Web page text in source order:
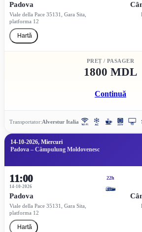
Padova
Viale della Pace 35131, Gara Sita,
platforma 12
Hartă
PREȚ / PASAGER
1800 MDL
Continuă
Transportator:Alverstur Italia
14-10-2026, Miercuri
Padova – Câmpulung Moldovenesc
11:00
14-10-2026
Padova
Viale della Pace 35131, Gara Sita,
platforma 12
Hartă
22h